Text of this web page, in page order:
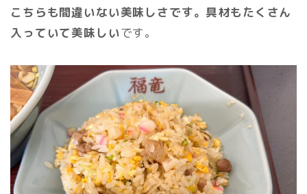
こちらも間違いない美味しさです。具材もたくさん
入っていて美味しいです。